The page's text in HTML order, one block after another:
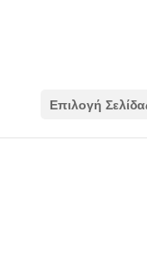
Επιλογή